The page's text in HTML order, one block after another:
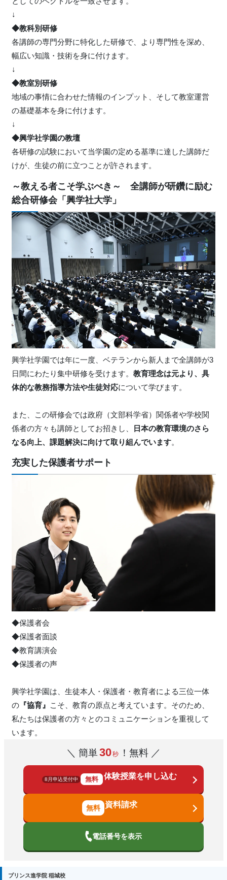
↓
◆教科別研修
各講師の専門分野に特化した研修で、より専門性を深め、
幅広い知識・技術を身に付けます。
↓
◆教室別研修
地域の事情に合わせた情報のインプット、そして教室運営
の基礎基本を身に付けます。
↓
◆興学社学園の教壇
各研修の試験において当学園の定める基準に達した講師だ
けが、生徒の前に立つことが許されます。
～教える者こそ学ぶべき～ 全講師が研鑽に励む
総合研修会「興学社大学」
興学社学園では年に一度、ベテランから新人まで全講師が3
日間にわたり集中研修を受けます。 教育理念は元より、具
体的な教務指導方法や生徒対応について学びます。
また、この研修会では政府（文部科学省）関係者や学校関
係者の方々も講師としてお招きし、
日本の教育環境のさら
なる向上、課題解決に向けて取り組んでいます。
充実した保護者サポート
◆保護者会
◆保護者面談
◆教育講演会
◆保護者の声
興学社学園は、生徒本人・保護者・教育者による三位一体
の『協育』 こそ、教育の原点と考えています。そのため、
私たちは保護者の方々とのコミュニケーションを重視して
います。
＼ 簡単30秒 ！無料 ／
8月申込受付中 無料 体験授業を申し込む
資料請求
電話番号を表示
プリンス進学院 稲城校